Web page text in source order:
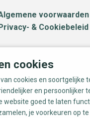
voorwaarden
Privacy- & Cookiebeleid
cookies
cookies en soortgelijke
en persoonlijker
website goed te laten
je voorkeuren op